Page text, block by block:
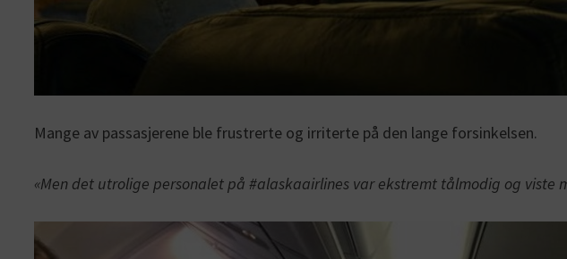
Mange av passasjerene ble frustrerte og irriterte på den lange forsinkelsen.
«Men det utrolige personalet på #alaskaairlines var ekstremt tålmodig og viste